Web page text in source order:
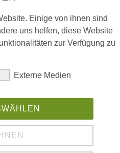
Einige von ihnen sind
uns helfen, diese Website
zur Verfügung zu
Externe Medien